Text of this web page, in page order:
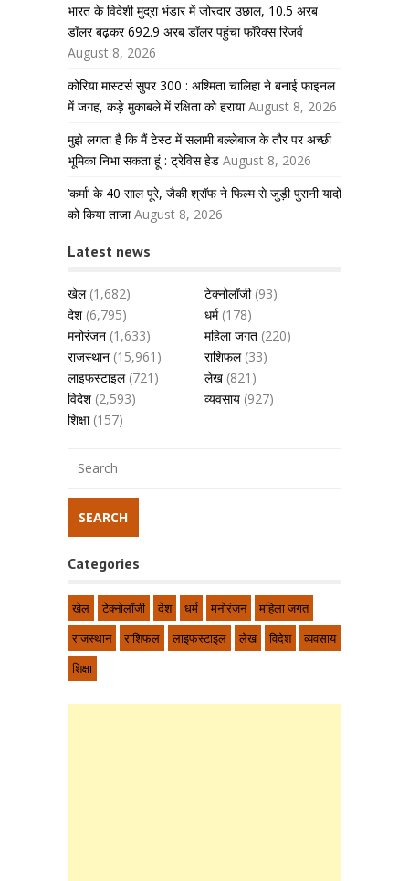
भारत के विदेशी मुद्रा भंडार में जोरदार उछाल, 10.5 अरब
डॉलर बढ़कर 692.9 अरब डॉलर पहुंचा फॉरेक्स रिजर्व
August 8, 2026
कोरिया मास्टर्स सुपर 300 : अश्मिता चालिहा ने बनाई फाइनल
में जगह, कड़े मुकाबले में रक्षिता को हराया August 8, 2026
मुझे लगता है कि मैं टेस्ट में सलामी बल्लेबाज के तौर पर अच्छी
भूमिका निभा सकता हूं : ट्रेविस हेड August 8, 2026
‘कर्मा’ के 40 साल पूरे, जैकी श्रॉफ ने फिल्म से जुड़ी पुरानी यादों
को किया ताजा August 8, 2026
Latest news
खेल(1,682) टेक्नोलॉजी(93)
देश(6,795) धर्म(178)
मनोरंजन (1,633) महिला जगत (220)
राजस्थान (15,961) राशिफल(33)
लाइफस्टाइल(721) लेख (821)
विदेश(2,593) व्यवसाय (927)
शिक्षा(157)
Categories
खेल टेक्नोलॉजी देश धर्म मनोरंजन
महिला जगत
राजस्थान
राशिफल लाइफस्टाइल लेख विदेश
व्यवसाय
शिक्षा